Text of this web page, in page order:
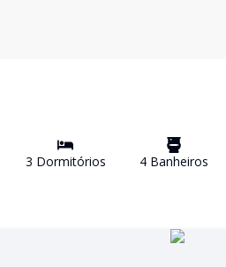
3 Dormitórios 4 Banheiros